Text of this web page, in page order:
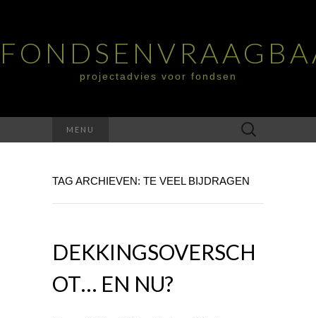
projectadvies voor fondsen
MENU
Zoeken
naar:
TAG ARCHIEVEN: TE VEEL BIJDRAGEN
DEKKINGSOVERSCH
OT… EN NU?